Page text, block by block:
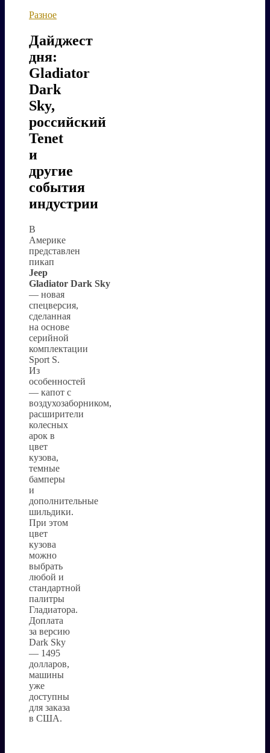
Разное
Дайджест
дня:
Gladiator
Dark
Sky,
российский
Tenet
и
другие
события
индустрии
В
Америке
представлен
пикап
Jeep
Gladiator Dark Sky
— новая
спецверсия,
сделанная
на основе
серийной
комплектации
Sport S.
Из
особенностей
— капот с
воздухозаборником,
расширители
колесных
арок в
цвет
кузова,
темные
бамперы
и
дополнительные
шильдики.
При этом
цвет
кузова
можно
выбрать
любой и
стандартной
палитры
Гладиатора.
Доплата
за версию
Dark Sky
— 1495
долларов,
машины
уже
доступны
для заказа
в США.